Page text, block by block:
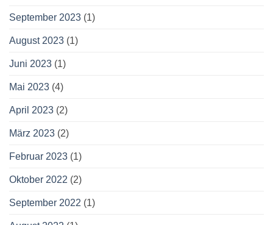
September 2023 (1)
August 2023 (1)
Juni 2023 (1)
Mai 2023 (4)
April 2023 (2)
März 2023 (2)
Februar 2023 (1)
Oktober 2022 (2)
September 2022 (1)